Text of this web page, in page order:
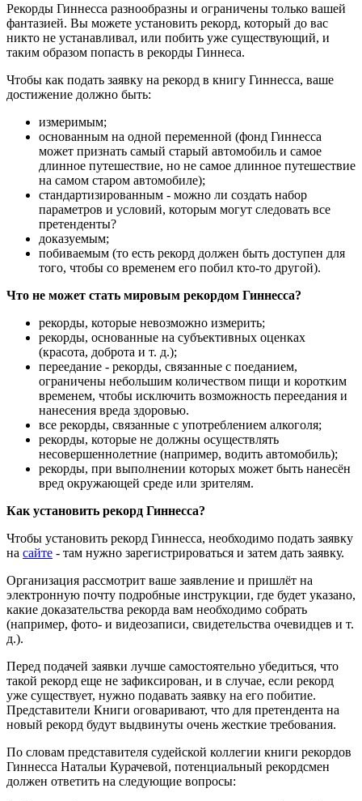
Рекорды Гиннесса разнообразны и ограничены только вашей
фантазией. Вы можете установить рекорд, который до вас
никто не устанавливал, или побить уже существующий, и
таким образом попасть в рекорды Гиннеса.
Чтобы как подать заявку на рекорд в книгу Гиннесса, ваше
достижение должно быть:
измеримым;
основанным на одной переменной (фонд Гиннесса
может признать самый старый автомобиль и самое
длинное путешествие, но не самое длинное путешествие
на самом старом автомобиле);
стандартизированным - можно ли создать набор
параметров и условий, которым могут следовать все
претенденты?
доказуемым;
побиваемым (то есть рекорд должен быть доступен для
того, чтобы со временем его побил кто-то другой).
Что не может стать мировым рекордом Гиннесcа?
рекорды, которые невозможно измерить;
рекорды, основанные на субъективных оценках
(красота, доброта и т. д.);
переедание - рекорды, связанные с поеданием,
ограничены небольшим количеством пищи и коротким
временем, чтобы исключить возможность переедания и
нанесения вреда здоровью.
все рекорды, связанные с употреблением алкоголя;
рекорды, которые не должны осуществлять
несовершеннолетние (например, водить автомобиль);
рекорды, при выполнении которых может быть нанесён
вред окружающей среде или зрителям.
Как установить рекорд Гиннесса?
Чтобы установить рекорд Гиннесса, необходимо подать заявку
на сайте - там нужно зарегистрироваться и затем дать заявку.
Организация рассмотрит ваше заявление и пришлёт на
электронную почту подробные инструкции, где будет указано,
какие доказательства рекорда вам необходимо собрать
(например, фото- и видеозаписи, свидетельства очевидцев и т.
д.).​
Перед подачей заявки лучше самостоятельно убедиться, что
такой рекорд еще не зафиксирован, и в случае, если рекорд
уже существует, нужно подавать заявку на его побитие.
Представители Книги оговаривают, что для претендента на
новый рекорд будут выдвинуты очень жесткие требования.
По словам представителя судейской коллегии книги рекордов
Гиннесса Натальи Курачевой, потенциальный рекордсмен
должен ответить на следующие вопросы: